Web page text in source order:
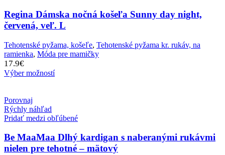
Regina Dámska nočná košeľa Sunny day night,
červená, veľ. L
Tehotenské pyžama, košeľe, Tehotenské pyžama kr. rukáv, na
ramienka, Móda pre mamičky
17.9€
Výber možností
Porovnaj
Rýchly náhľad
Pridať medzi obľúbené
Be MaaMaa Dlhý kardigan s naberanými rukávmi
nielen pre tehotné – mätový